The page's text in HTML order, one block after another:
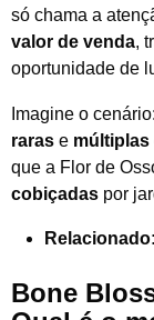
só chama a
valor de venda,
oportunidade de
Imagine o cenário:
raras e
que a Flor de
cobiçadas por
Relacionado:
Bone